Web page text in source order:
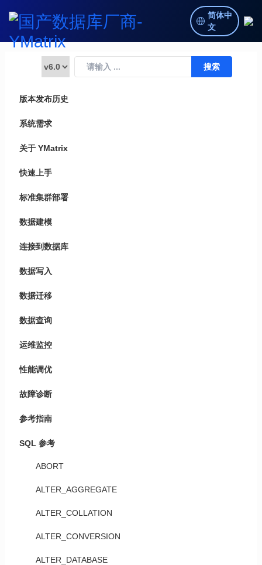
简体中
文
版本发布历史
系统需求
关于 YMatrix
快速上手
标准集群部署
数据建模
连接到数据库
数据写入
数据迁移
数据查询
运维监控
性能调优
故障诊断
参考指南
SQL 参考
ABORT
ALTER_AGGREGATE
ALTER_COLLATION
ALTER_CONVERSION
ALTER_DATABASE